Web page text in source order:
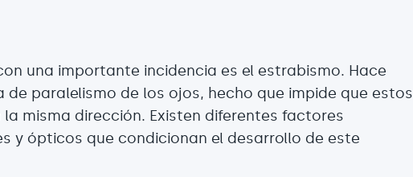
una importante incidencia es el estrabismo. Hace
de paralelismo de los ojos, hecho que impide que estos
misma dirección. Existen diferentes factores
y ópticos que condicionan el desarrollo de este